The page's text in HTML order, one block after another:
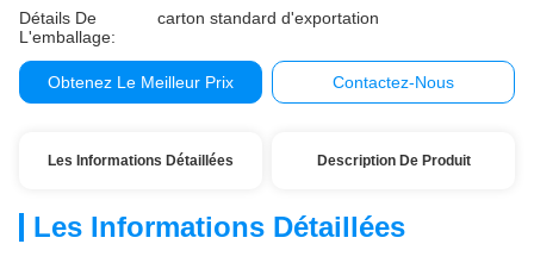
Détails De
L'emballage:
carton standard d'exportation
Obtenez Le Meilleur Prix Contactez-Nous
Les Informations Détaillées Description De Produit
Les Informations Détaillées